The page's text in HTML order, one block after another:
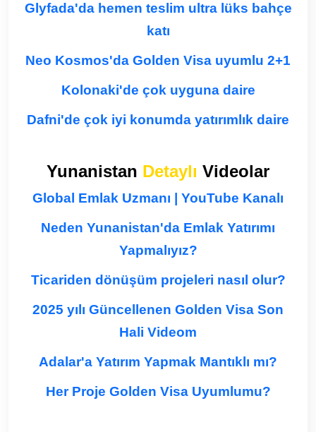
Glyfada'da hemen teslim ultra lüks bahçe
katı
Neo Kosmos'da Golden Visa uyumlu 2+1
Kolonaki'de çok uyguna daire
Dafni'de çok iyi konumda yatırımlık daire
Yunanistan DetaylıVideolar
Global Emlak Uzmanı | YouTube Kanalı
Neden Yunanistan'da Emlak Yatırımı
Yapmalıyız?
Ticariden dönüşüm projeleri nasıl olur?
2025 yılı Güncellenen Golden Visa Son
Hali Videom
Adalar'a Yatırım Yapmak Mantıklı mı?
Her Proje Golden Visa Uyumlumu?